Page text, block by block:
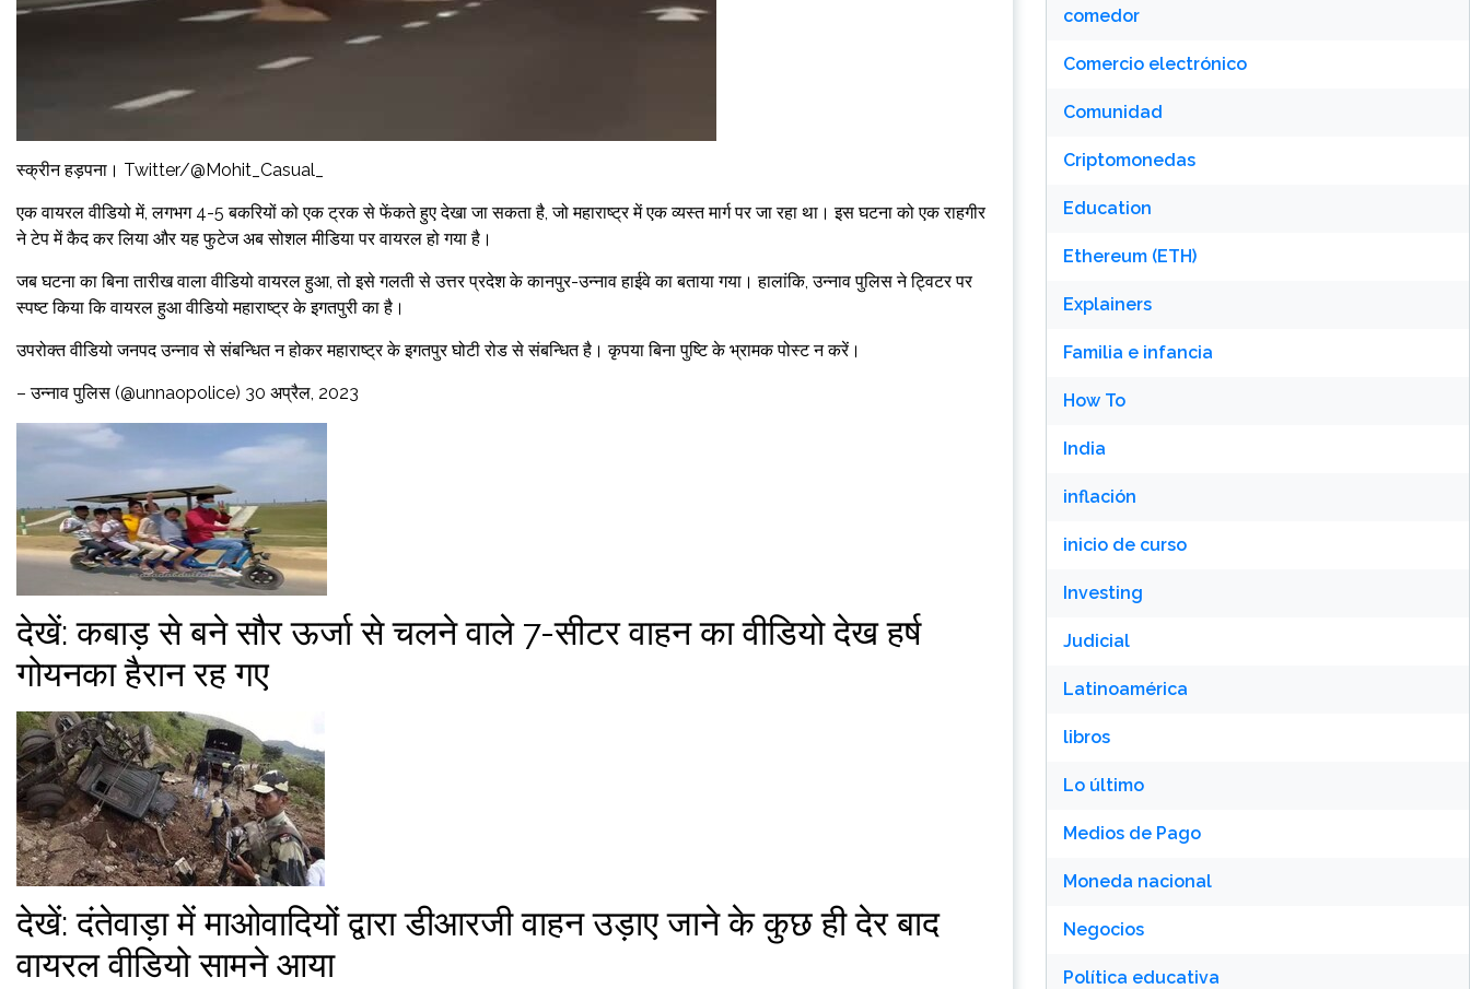
स्क्रीन हड़पना। Twitter/@Mohit_Casual_
एक वायरल वीडियो में, लगभग 4-5 बकरियों को एक ट्रक से फेंकते हुए देखा जा सकता है, जो महाराष्ट्र में एक व्यस्त मार्ग पर जा रहा था। इस घटना को एक राहगीर
ने टेप में कैद कर लिया और यह फुटेज अब सोशल मीडिया पर वायरल हो गया है।
जब घटना का बिना तारीख वाला वीडियो वायरल हुआ, तो इसे गलती से उत्तर प्रदेश के कानपुर-उन्नाव हाईवे का बताया गया। हालांकि, उन्नाव पुलिस ने ट्विटर पर
स्पष्ट किया कि वायरल हुआ वीडियो महाराष्ट्र के इगतपुरी का है।
उपरोक्त वीडियो जनपद उन्नाव से संबन्धित न होकर महाराष्ट्र के इगतपुर घोटी रोड से संबन्धित है। कृपया बिना पुष्टि के भ्रामक पोस्ट न करें।
– उन्नाव पुलिस (@unnaopolice) 30 अप्रैल, 2023
देखें: कबाड़ से बने सौर ऊर्जा से चलने वाले 7-सीटर वाहन का वीडियो देख हर्ष
गोयनका हैरान रह गए
देखें: दंतेवाड़ा में माओवादियों द्वारा डीआरजी वाहन उड़ाए जाने के कुछ ही देर बाद
वायरल वीडियो सामने आया
comedor
Comercio electrónico
Comunidad
Criptomonedas
Education
Ethereum (ETH)
Explainers
Familia e infancia
How To
India
inflación
inicio de curso
Investing
Judicial
Latinoamérica
libros
Lo último
Medios de Pago
Moneda nacional
Negocios
Política educativa